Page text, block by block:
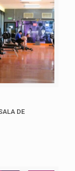
DE